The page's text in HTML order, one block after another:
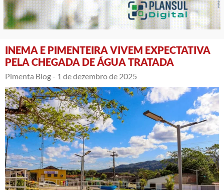
INEMA E PIMENTEIRA VIVEM EXPECTATIVA
PELA CHEGADA DE ÁGUA TRATADA
Pimenta Blog - 1 de dezembro de 2025